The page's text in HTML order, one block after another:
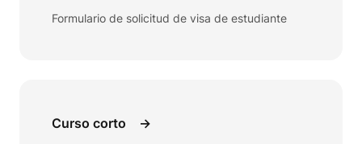
Formulario de solicitud de visa de estudiante
Curso corto →